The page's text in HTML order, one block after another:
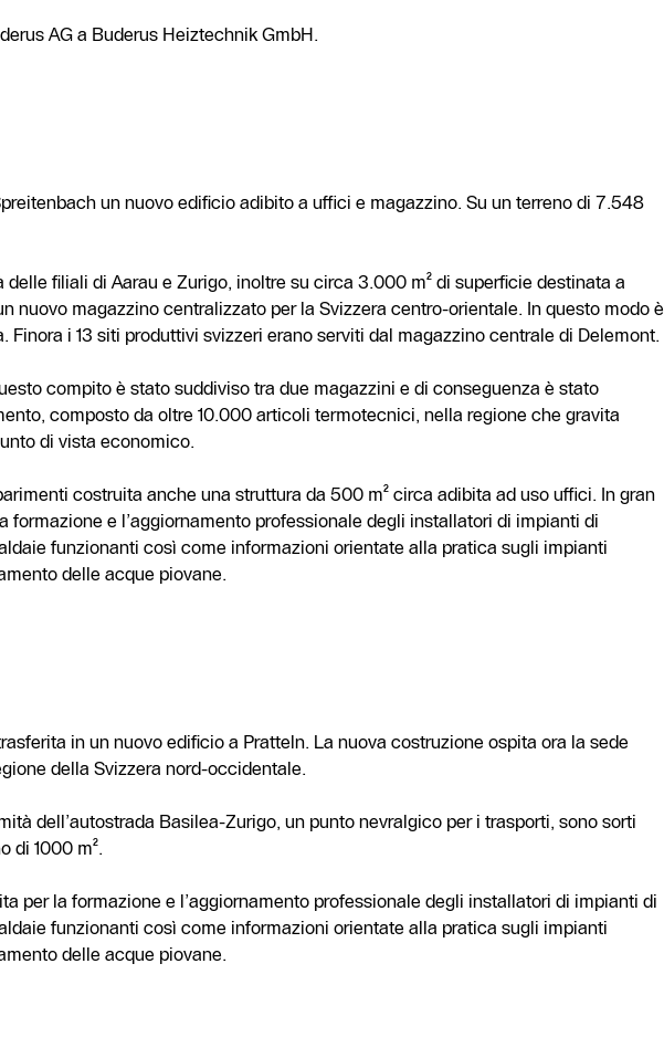
AG a Buderus Heiztechnik GmbH.
un nuovo edificio adibito a uffici e magazzino. Su un terreno di 7.548
filiali di Aarau e Zurigo, inoltre su circa 3.000 m² di superficie destinata a
nuovo magazzino centralizzato per la Svizzera centro-orientale. In questo modo è
i 13 siti produttivi svizzeri erano serviti dal magazzino centrale di Delemont.
compito è stato suddiviso tra due magazzini e di conseguenza è stato
composto da oltre 10.000 articoli termotecnici, nella regione che gravita
di vista economico.
costruita anche una struttura da 500 m² circa adibita ad uso uffici. In gran
e l’aggiornamento professionale degli installatori di impianti di
funzionanti così come informazioni orientate alla pratica sugli impianti
delle acque piovane.
in un nuovo edificio a Pratteln. La nuova costruzione ospita ora la sede
della Svizzera nord-occidentale.
dell’autostrada Basilea-Zurigo, un punto nevralgico per i trasporti, sono sorti
di 1000 m².
per la formazione e l’aggiornamento professionale degli installatori di impianti di
funzionanti così come informazioni orientate alla pratica sugli impianti
delle acque piovane.